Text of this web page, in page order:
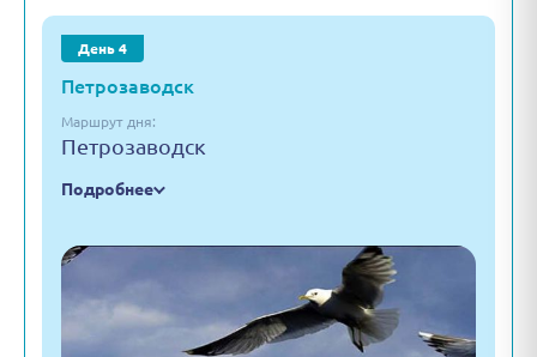
День 4
Петрозаводск
Маршрут дня:
Петрозаводск
Подробнее